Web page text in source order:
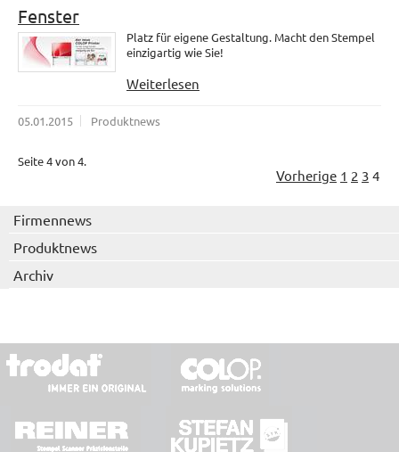
Fenster
Platz für eigene Gestaltung. Macht den Stempel
einzigartig wie Sie!
Weiterlesen
05.01.2015 Produktnews
Seite 4 von 4.
Vorherige 1 2 3 4
Firmennews
Produktnews
Archiv